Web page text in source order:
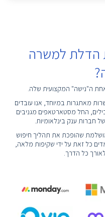
הדלת למשרה
ה"נישה" המקצועית שלה.
מאתגרות במיוחד, אנו עובדים
החל מסטארטאפים מגניבים
חברות ענק בינלאומיות.
שהופכת את תהליך חיפוש
כל זאת על ידי שקיפות מלאה,
לאורך כל הדרך.